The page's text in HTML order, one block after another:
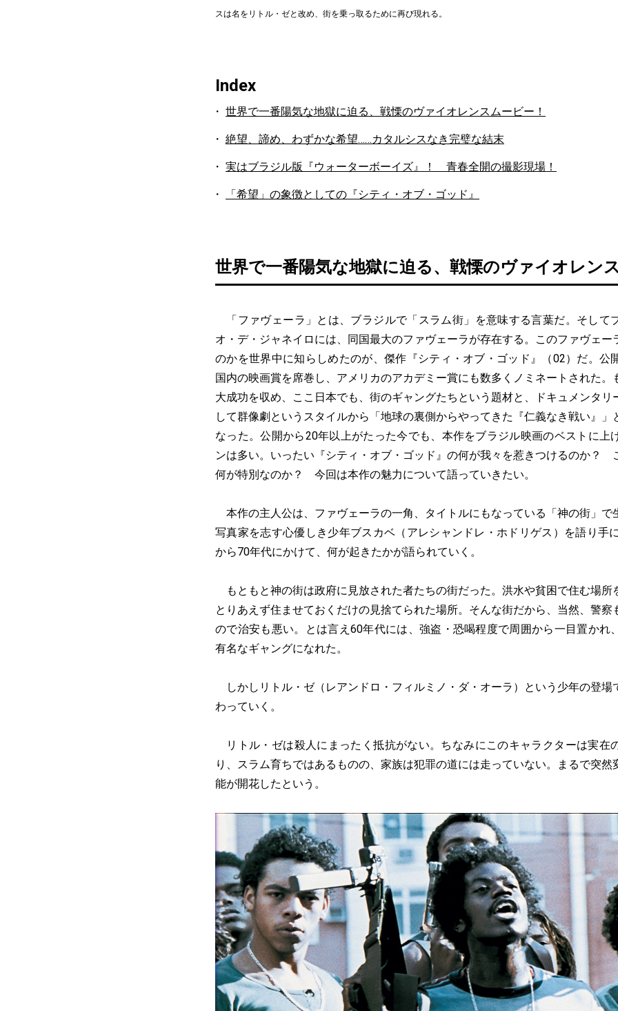
スは名をリトル・ゼと改め、街を乗っ取るために再び現れる。
Index
世界で一番陽気な地獄に迫る、戦慄のヴァイオレンスムービー！
絶望、諦め、わずかな希望……カタルシスなき完璧な結末
実はブラジル版『ウォーターボーイズ』！ 青春全開の撮影現場！
「希望」の象徴としての『シティ・オブ・ゴッド』
世界で一番陽気な地獄に迫る、戦慄のヴァイオレン
「ファヴェーラ」とは、ブラジルで「スラム街」を意味する言葉だ。そして
オ・デ・ジャネイロには、同国最大のファヴェーラが存在する。このファヴェー
のかを世界中に知らしめたのが、傑作『シティ・オブ・ゴッド』（02）だ。公
国内の映画賞を席巻し、アメリカのアカデミー賞にも数多くノミネートされた。
大成功を収め、ここ日本でも、街のギャングたちという題材と、ドキュメンタリ
して群像劇というスタイルから「地球の裏側からやってきた『仁義なき戦い』」
なった。公開から20年以上がたった今でも、本作をブラジル映画のベストに上
ンは多い。いったい『シティ・オブ・ゴッド』の何が我々を惹きつけるのか？
何が特別なのか？ 今回は本作の魅力について語っていきたい。
本作の主人公は、ファヴェーラの一角、タイトルにもなっている「神の街」で
写真家を志す心優しき少年ブスカベ（アレシャンドレ・ホドリゲス）を語り手
から70年代にかけて、何が起きたかが語られていく。
もともと神の街は政府に見放された者たちの街だった。洪水や貧困で住む場所
とりあえず住ませておくだけの見捨てられた場所。そんな街だから、当然、警察
ので治安も悪い。とは言え60年代には、強盗・恐喝程度で周囲から一目置かれ
有名なギャングになれた。
しかしリトル・ゼ（レアンドロ・フィルミノ・ダ・オーラ）という少年の登場
わっていく。
リトル・ゼは殺人にまったく抵抗がない。ちなみにこのキャラクターは実在
り、スラム育ちではあるものの、家族は犯罪の道には走っていない。まるで突然
能が開花したという。